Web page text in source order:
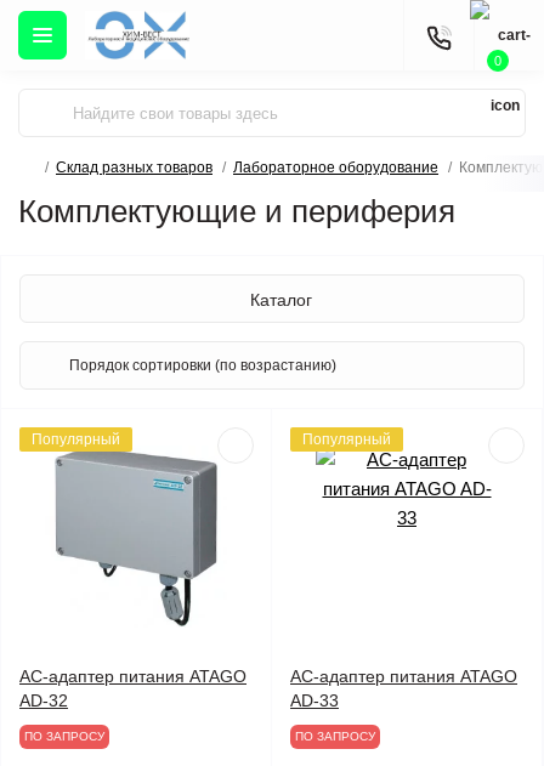
0
Склад разных товаров Лабораторное оборудование
Комплектующие и периферия
Каталог
Популярный
AC-адаптер питания ATAGO
AD-32
ПО ЗАПРОСУ
Популярный
AC-адаптер питания ATAGO
AD-33
ПО ЗАПРОСУ